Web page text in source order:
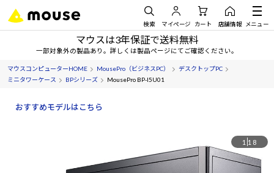
検索 マイページ カート 店舗情報 メニュー
マウスは3年保証で送料無料
一部対象外の製品あり。詳しくは製品ページにてご確認ください。
マウスコンピューターHOME MousePro（ビジネスPC）
デスクトップPC
ミニタワーケース
BPシリーズ MousePro BP-I5U01
おすすめモデルはこちら
1 18